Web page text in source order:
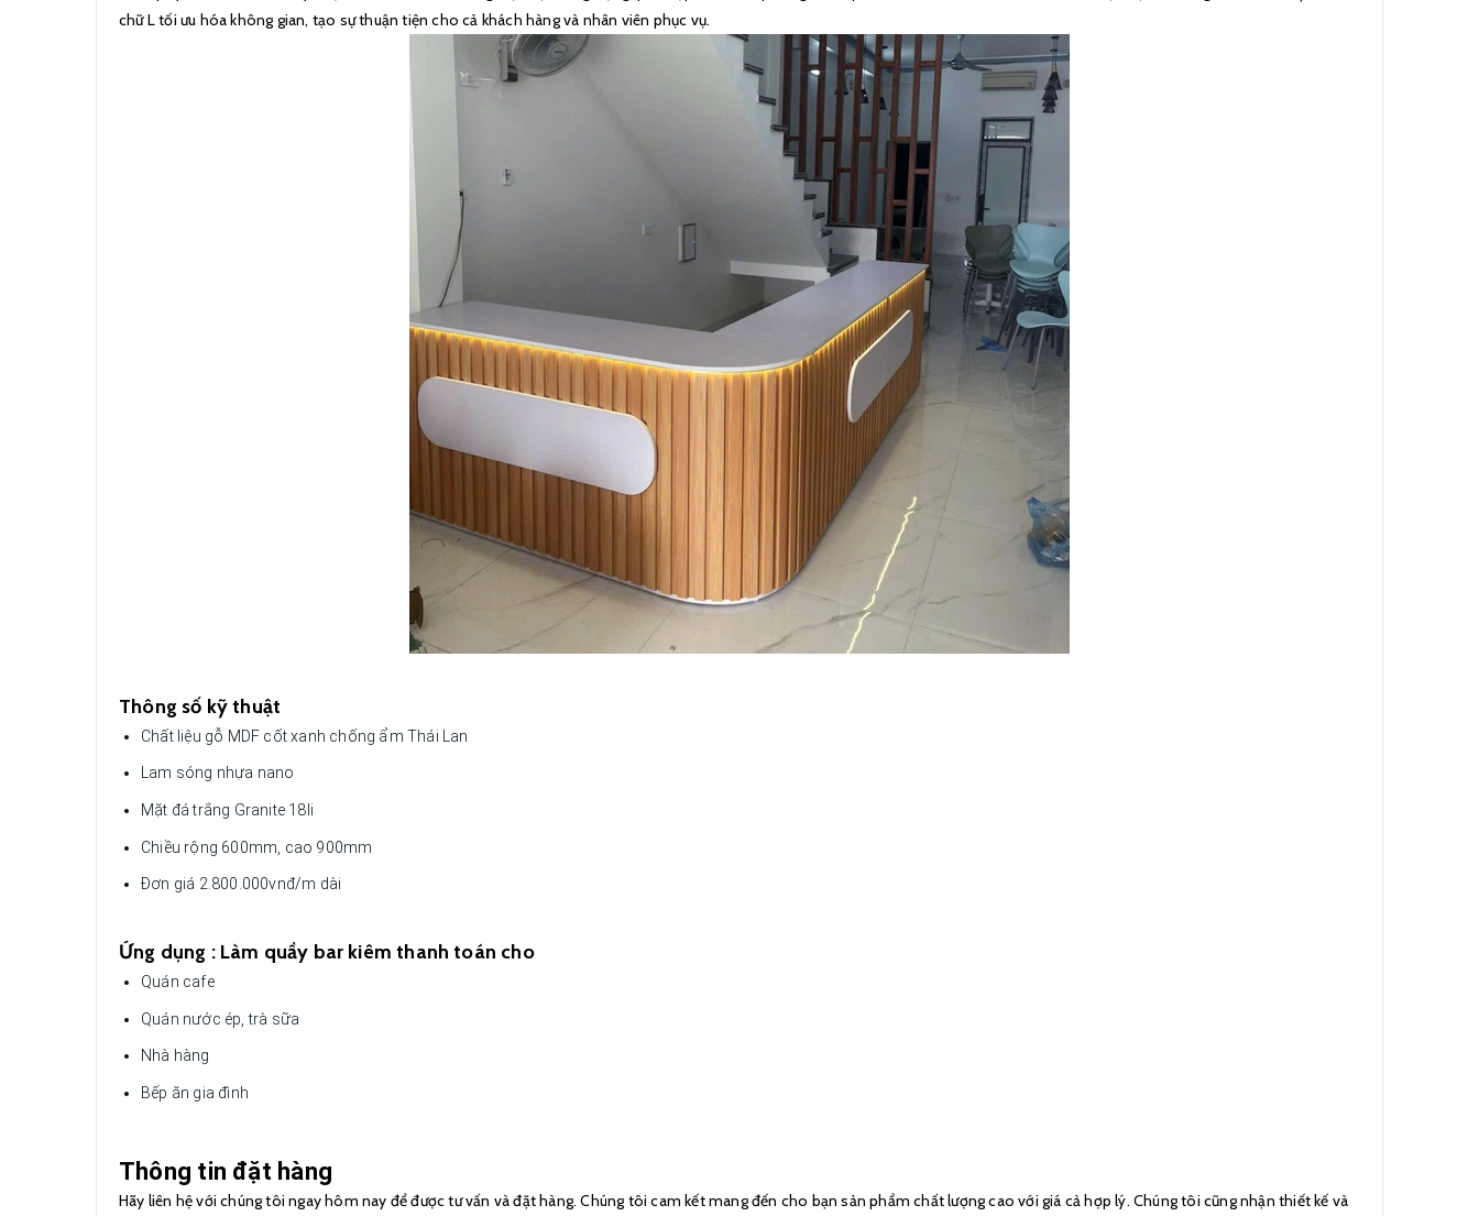
chữ L tối ưu hóa không gian, tạo sự thuận tiện cho cả khách hàng và nhân viên phục vụ.
Thông số kỹ thuật
Chất liệu gỗ MDF cốt xanh chống ẩm Thái Lan
Lam sóng nhựa nano
Mặt đá trắng Granite 18li
Chiều rộng 600mm, cao 900mm
Đơn giá 2.800.000vnđ/m dài
Ứng dụng : Làm quầy bar kiêm thanh toán cho
Quán cafe
Quán nước ép, trà sữa
Nhà hàng
Bếp ăn gia đình
Thông tin đặt hàng
Hãy liên hệ với chúng tôi ngay hôm nay để được tư vấn và đặt hàng. Chúng tôi cam kết mang đến cho bạn sản phẩm chất lượng cao với giá cả hợp lý. Chúng tôi cũng nhận thiết kế và